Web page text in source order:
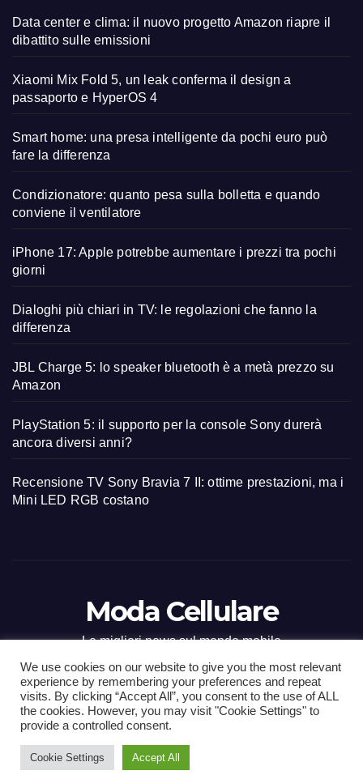
Data center e clima: il nuovo progetto Amazon riapre il
dibattito sulle emissioni
Xiaomi Mix Fold 5, un leak conferma il design a
passaporto e HyperOS 4
Smart home: una presa intelligente da pochi euro può
fare la differenza
Condizionatore: quanto pesa sulla bolletta e quando
conviene il ventilatore
iPhone 17: Apple potrebbe aumentare i prezzi tra pochi
giorni
Dialoghi più chiari in TV: le regolazioni che fanno la
differenza
JBL Charge 5: lo speaker bluetooth è a metà prezzo su
Amazon
PlayStation 5: il supporto per la console Sony durerà
ancora diversi anni?
Recensione TV Sony Bravia 7 II: ottime prestazioni, ma i
Mini LED RGB costano
Moda Cellulare
Le migliori news sul mondo mobile
Proudly powered by WordPress| Tema: Newsup diThemeansar
Home ContactCONTATTI
We use cookies on our website to give you the most relevant
experience by remembering your preferences and repeat
visits. By clicking “Accept All”, you consent to the use of ALL
the cookies. However, you may visit "Cookie Settings" to
provide a controlled consent.
Cookie Settings Accept All